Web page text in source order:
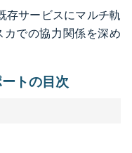
存サービスにマルチ軌
での協力関係を深め
トの目次